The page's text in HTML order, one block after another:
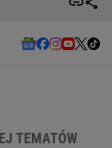
TEMATÓW